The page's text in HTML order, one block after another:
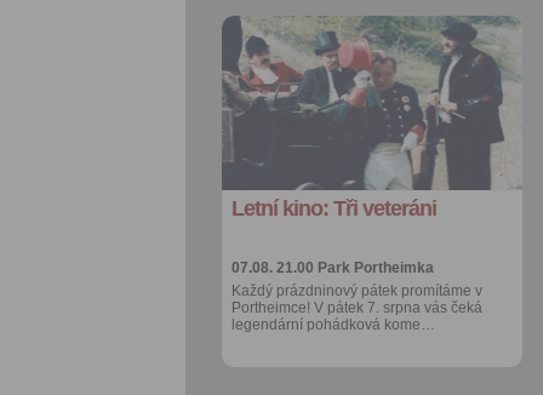
Letní kino: Tři veteráni
07.08. 21.00 Park Portheimka
Každý prázdninový pátek promítáme v
Portheimce! V pátek 7. srpna vás čeká
legendární pohádková kome…
Přidat do
oblíbených
Sdílet:
Facebook
export do
Více výhod pro